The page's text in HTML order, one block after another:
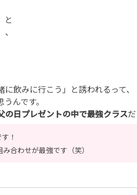
と
飲みに行こう」と誘われるって、
んです。
の日プレゼントの中で最強クラス
！
合わせが最強です（笑）